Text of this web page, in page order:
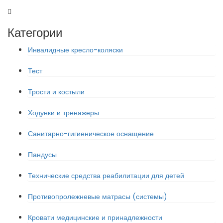
Категории
Инвалидные кресло-коляски
Тест
Трости и костыли
Ходунки и тренажеры
Санитарно-гигиеническое оснащение
Пандусы
Технические средства реабилитации для детей
Противопролежневые матрасы (системы)
Кровати медицинские и принадлежности